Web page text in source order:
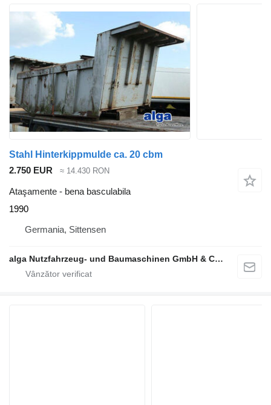
Stahl Hinterkippmulde ca. 20 cbm
2.750 EUR
≈ 14.430 RON
Ataşamente - bena basculabila
1990
Germania, Sittensen
alga Nutzfahrzeug- und Baumaschinen GmbH & Co. KG